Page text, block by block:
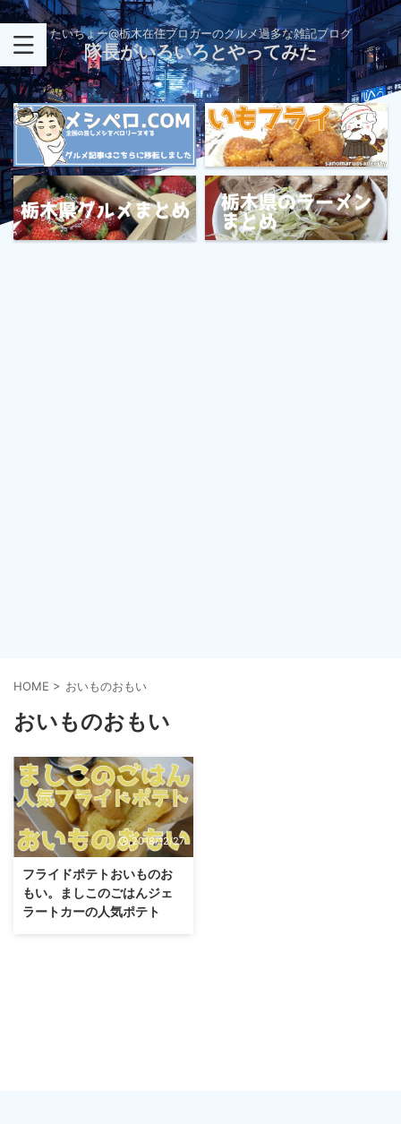
たいちょー@栃木在住ブロガーのグルメ過多な雑記ブログ
隊長がいろいろとやってみた
HOME > おいものおもい
おいものおもい
2018/12/27
フライドポテトおいものお
もい。ましこのごはんジェ
ラートカーの人気ポテト